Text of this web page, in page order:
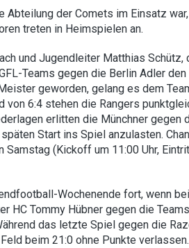
Abteilung der Comets im Einsatz
treten in Heimspielen an.
und Jugendleiter Matthias
Teams gegen die Berlin Adler
geworden, gelang es dem
6:4 stehen die Rangers
erlitten die Münchner
Start ins Spiel anzulasten.
Samstag (Kickoff um 11:00 Uhr,
Wochenende fort, wenn
HC Tommy Hübner gegen die
das letzte Spiel gegen die
beim 21:0 ohne Punkte